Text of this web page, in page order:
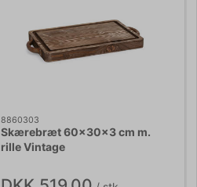
8860303
Skærebræt 60x30x3 cm m.
rille Vintage